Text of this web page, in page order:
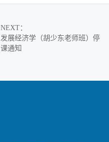
NEXT：
发展经济学（胡少东老师班）停
课通知